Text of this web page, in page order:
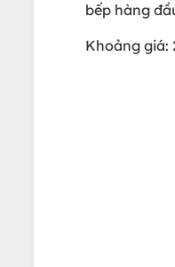
bếp hàng
Khoảng giá: